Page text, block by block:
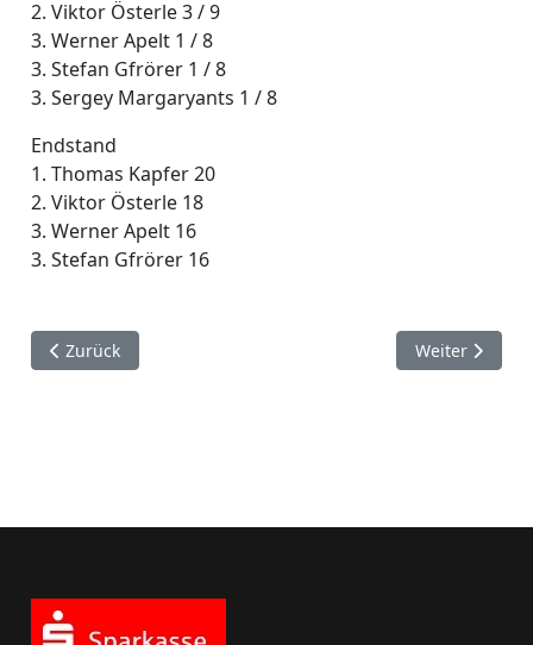
2. Viktor Österle 3 / 9
3. Werner Apelt 1 / 8
3. Stefan Gfrörer 1 / 8
3. Sergey Margaryants 1 / 8
Endstand
1. Thomas Kapfer 20
2. Viktor Österle 18
3. Werner Apelt 16
3. Stefan Gfrörer 16
Vorheriger Beitrag: Vereinsmeisterschaft 2019/2020
Zurück Nächster
Weiter